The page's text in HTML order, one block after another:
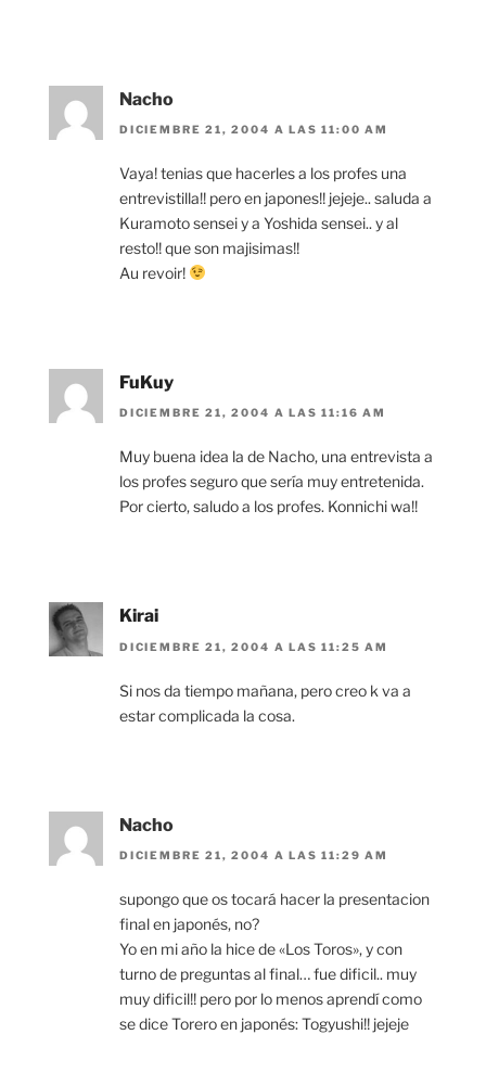
Nacho
DICIEMBRE 21, 2004 A LAS 11:00 AM
Vaya! tenias que hacerles a los profes una
entrevistilla!! pero en japones!! jejeje.. saluda a
Kuramoto sensei y a Yoshida sensei.. y al
resto!! que son majisimas!!
Au revoir!
FuKuy
DICIEMBRE 21, 2004 A LAS 11:16 AM
Muy buena idea la de Nacho, una entrevista a
los profes seguro que sería muy entretenida.
Por cierto, saludo a los profes. Konnichi wa!!
Kirai
DICIEMBRE 21, 2004 A LAS 11:25 AM
Si nos da tiempo mañana, pero creo k va a
estar complicada la cosa.
Nacho
DICIEMBRE 21, 2004 A LAS 11:29 AM
supongo que os tocará hacer la presentacion
final en japonés, no?
Yo en mi año la hice de «Los Toros», y con
turno de preguntas al final… fue dificil.. muy
muy dificil!! pero por lo menos aprendí como
se dice Torero en japonés: Togyushi!! jejeje